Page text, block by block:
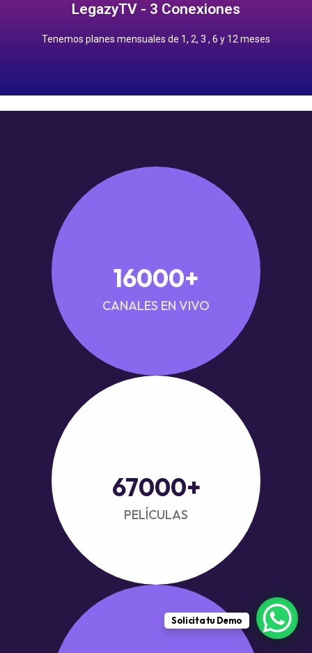
LegazyTV - 3 Conexiones
Tenemos planes mensuales de 1, 2, 3 , 6 y 12 meses
1 mes: $250.00 pesos
2 meses: $485.00 pesos
16000+
CANALES EN VIVO
67000+
PELÍCULAS
Solicita tu Demo